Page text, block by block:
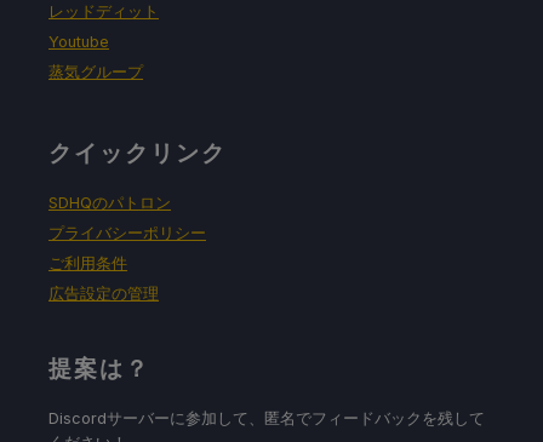
レッドディット
Youtube
蒸気グループ
クイックリンク
SDHQのパトロン
プライバシーポリシー
ご利用条件
広告設定の管理
提案は？
Discordサーバーに参加して、匿名でフィードバックを残して